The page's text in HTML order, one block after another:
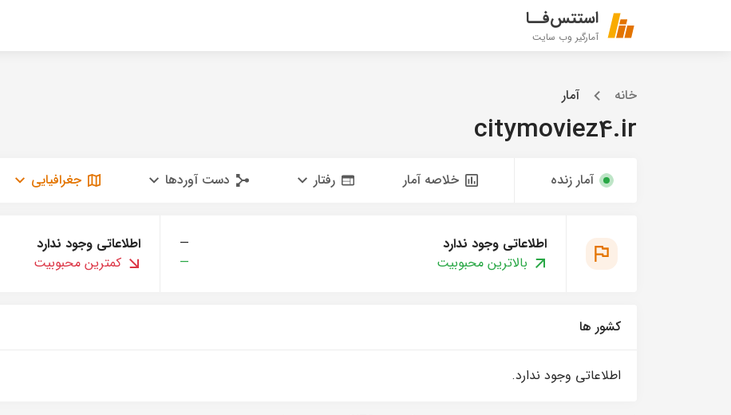
استتس‌فــا
آمارگیر وب سایت
خانه آمار
citymoviez4.ir
آمار زنده خلاصه آمار رفتار دست آوردها جغرافیایی
اطلاعاتی وجود ندارد
—
بالاترین محبوبیت
—
اطلاعاتی وجود ندارد
کمترین محبوبیت
کشور ها
اطلاعاتی وجود ندارد.